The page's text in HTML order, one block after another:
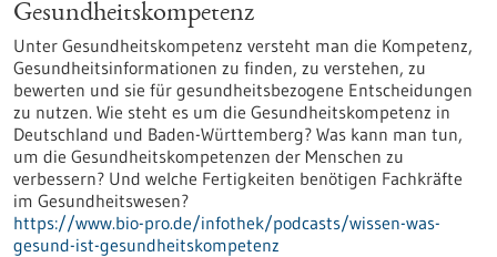
Gesundheitskompetenz
Unter Gesundheitskompetenz versteht man die Kompetenz,
Gesundheitsinformationen zu finden, zu verstehen, zu
bewerten und sie für gesundheitsbezogene Entscheidungen
zu nutzen. Wie steht es um die Gesundheitskompetenz in
Deutschland und Baden-Württemberg? Was kann man tun,
um die Gesundheitskompetenzen der Menschen zu
verbessern? Und welche Fertigkeiten benötigen Fachkräfte
im Gesundheitswesen?
https://www.bio-pro.de/infothek/podcasts/wissen-was-
gesund-ist-gesundheitskompetenz